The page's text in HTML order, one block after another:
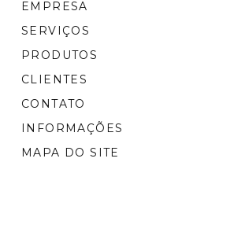
EMPRESA
SERVIÇOS
PRODUTOS
CLIENTES
CONTATO
INFORMAÇÕES
MAPA DO SITE